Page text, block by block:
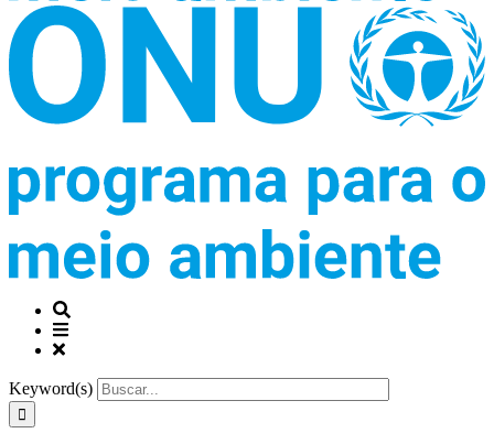
Keyword(s)